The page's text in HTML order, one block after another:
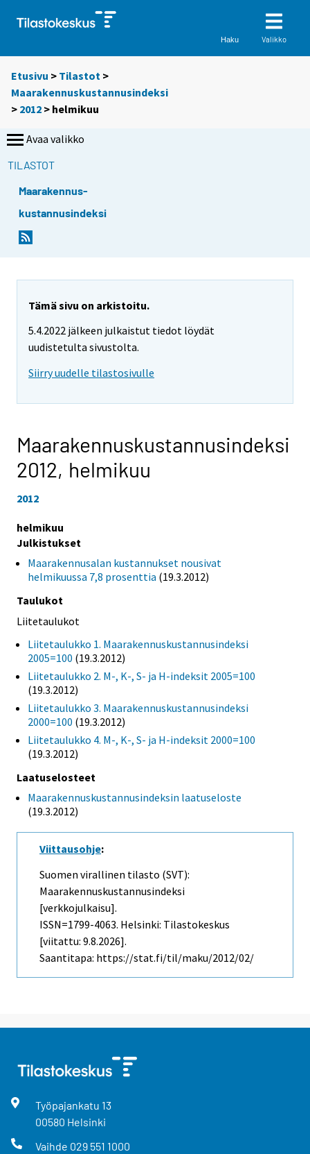
Haku Valikko
Etusivu > Tilastot >
Maarakennuskustannusindeksi
> 2012 > helmikuu
Avaa valikko
TILASTOT
Maarakennus-
kustannusindeksi
Tämä sivu on arkistoitu.
5.4.2022 jälkeen julkaistut tiedot löydät
uudistetulta sivustolta.
Siirry uudelle tilastosivulle
Maarakennuskustannusindeksi
2012, helmikuu
2012
helmikuu
Julkistukset
Maarakennusalan kustannukset nousivat
helmikuussa 7,8 prosenttia (19.3.2012)
Taulukot
Liitetaulukot
Liitetaulukko 1. Maarakennuskustannusindeksi
2005=100 (19.3.2012)
Liitetaulukko 2. M-, K-, S- ja H-indeksit 2005=100
(19.3.2012)
Liitetaulukko 3. Maarakennuskustannusindeksi
2000=100 (19.3.2012)
Liitetaulukko 4. M-, K-, S- ja H-indeksit 2000=100
(19.3.2012)
Laatuselosteet
Maarakennuskustannusindeksin laatuseloste
(19.3.2012)
Viittausohje:
Suomen virallinen tilasto (SVT):
Maarakennuskustannusindeksi
[verkkojulkaisu].
ISSN=1799-4063. Helsinki: Tilastokeskus
[viitattu: 9.8.2026].
Saantitapa: https://stat.fi/til/maku/2012/02/
Työpajankatu 13
00580 Helsinki
Vaihde 029 551 1000